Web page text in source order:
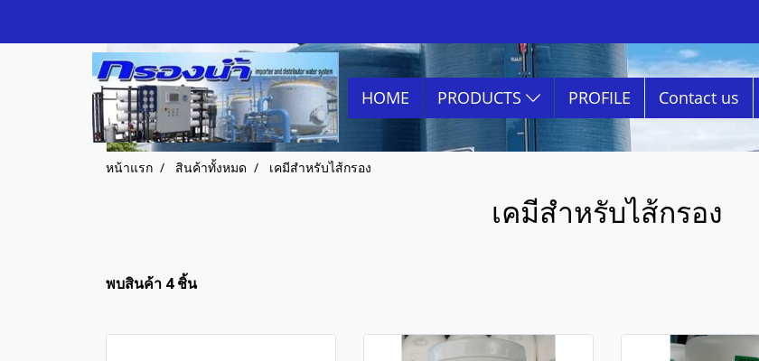
HOME PRODUCTS PROFILE Contact us
หน้าแรก สินค้าทั้งหมด เคมีสำหรับไส้กรอง
เคมีสำหรับไส้กรอง
พบสินค้า 4 ชิ้น